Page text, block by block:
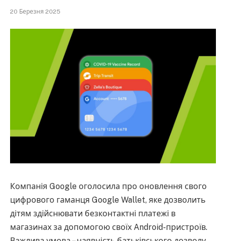
20 Березня 2025
Компанія Google оголосила про оновлення свого
цифрового гаманця Google Wallet, яке дозволить
дітям здійснювати безконтактні платежі в
магазинах за допомогою своїх Android-пристроїв.